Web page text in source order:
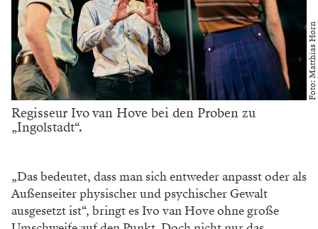
Foto: Matthias Horn
Regisseur Ivo van Hove bei den Proben zu
„Ingolstadt“.
„Das bedeutet, dass man sich entweder anpasst oder als
Außenseiter physischer und psychischer Gewalt
ausgesetzt ist“, bringt es Ivo van Hove ohne große